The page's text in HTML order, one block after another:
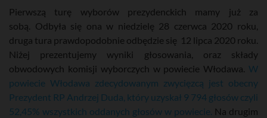
Pierwszą turę wyborów prezydenckich mamy już za
sobą. Odbyła się ona w niedzielę 28 czerwca 2020 roku,
druga tura prawdopodobnie odbędzie się 12 lipca 2020 roku.
Niżej prezentujemy wyniki głosowania, oraz składy
obwodowych komisji wyborczych w powiecie Włodawa. W
powiecie Włodawa zdecydowanym zwycięzcą jest obecny
Prezydent RP Andrzej Duda, który uzyskał 9 794 głosów czyli
52,45% wszystkich oddanych głosów w powiecie. Na drugim